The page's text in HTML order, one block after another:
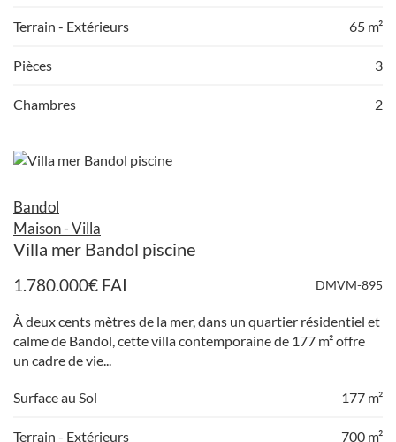
Terrain - Extérieurs 65 m²
Pièces 3
Chambres 2
Bandol
Maison - Villa
Villa mer Bandol piscine
1.780.000€ FAI DMVM-895
À deux cents mètres de la mer, dans un quartier résidentiel et
calme de Bandol, cette villa contemporaine de 177 m² offre
un cadre de vie...
Surface au Sol 177 m²
Terrain - Extérieurs 700 m²